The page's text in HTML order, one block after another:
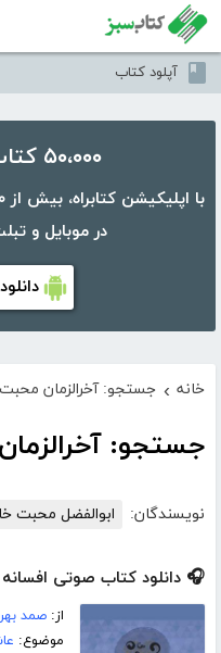
آپلود کتاب
۵۰،۰۰۰ کتاب در موبایل شما
در موبایل و
خانه › جستجو: آخرالزمان محبت
جستجو:
نویسندگان: ابوالفضل محبت
🎧 دانلود کتاب صوتی
از:صمد
موضوع: